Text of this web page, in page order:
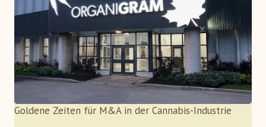
Goldene Zeiten für M&A in der Cannabis-Industrie